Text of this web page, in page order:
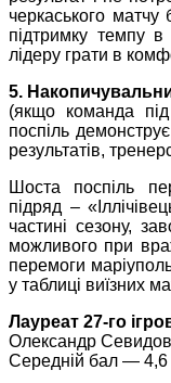
черкаського
підтримку темпу
лідеру грати в
5.
(якщо команда під
поспіль
результатів,
Шоста поспіль
підряд –
частині сезону,
можливого при
перемоги
у таблиці виїзних
Лауреат 27-го
Олександр Севидов
Середній бал — 4,6